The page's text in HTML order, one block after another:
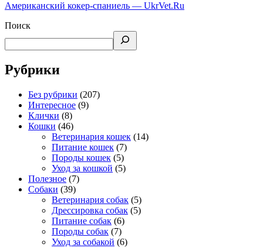
Американский кокер-спаниель — UkrVet.Ru
Поиск
Рубрики
Без рубрики (207)
Интересное (9)
Клички (8)
Кошки (46)
Ветеринария кошек (14)
Питание кошек (7)
Породы кошек (5)
Уход за кошкой (5)
Полезное (7)
Собаки (39)
Ветеринария собак (5)
Дрессировка собак (5)
Питание собак (6)
Породы собак (7)
Уход за собакой (6)